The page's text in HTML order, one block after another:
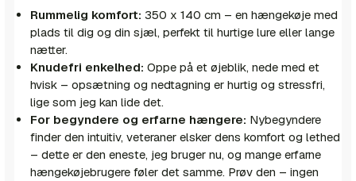
Rummelig komfort: 350 x 140 cm – en hængekøje med
plads til dig og din sjæl, perfekt til hurtige lure eller lange
nætter.
Knudefri enkelhed: Oppe på et øjeblik, nede med et
hvisk – opsætning og nedtagning er hurtig og stressfri,
lige som jeg kan lide det.
For begyndere og erfarne hængere: Nybegyndere
finder den intuitiv, veteraner elsker dens komfort og lethed
– dette er den eneste, jeg bruger nu, og mange erfarne
hængekøjebrugere føler det samme. Prøv den – ingen